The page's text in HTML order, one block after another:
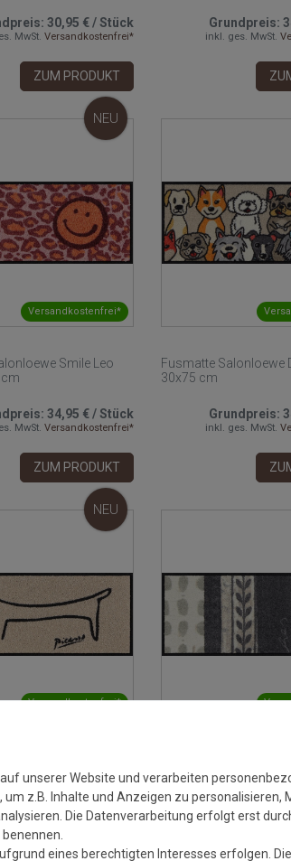
30,95 €/Stück
MwSt. Versandkostenfrei*
ZUM PRODUKT
Grundpreis:
inkl. ges. MwSt.
Versandkostenfrei*
NEU
Smile Leo
34,95 €/Stück
MwSt. Versandkostenfrei*
ZUM PRODUKT
Fusmatte Salonloewe
30x75 cm
Grundpreis:
inkl. ges. MwSt.
Versandkostenfrei*
NEU
cm
34,95 € /Stück
MwSt. Versandkostenfrei*
Composite 30x75 cm
Grundpreis:
inkl. ges. MwSt.
unserer Website und verarbeiten
z.B. Inhalte und Anzeigen zu personalisieren,
Die Datenverarbeitung erfolgt erst
eines berechtigten Interesses erfolgen.